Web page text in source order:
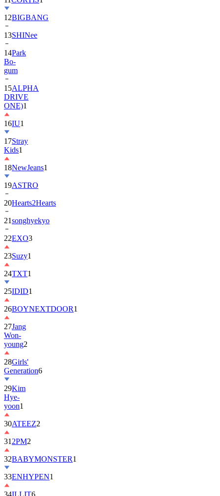
13SHINee
14Park
Bo-
gum
15ALPHA
DRIVE
ONE)1
16IU1
17Stray
Kids
18NewJeans
19ASTRO
20Hearts2Hearts
21songhyekyo
22EXO3
23Suzy1
24TXT1
25IDID1
26BOYNEXTDOOR
27Jang
Won-
young2
28Girls'
Generation
29Kim
Hye-
yoon1
30ATEEZ
312PM2
32 BABYMONSTER
33ENHYPEN1
34ILLIT6
35BTOB